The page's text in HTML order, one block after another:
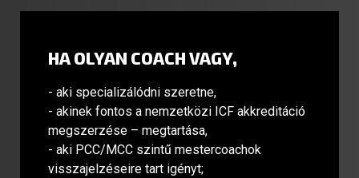
HA OLYAN COACH VAGY,
- aki specializálódni szeretne,
- akinek fontos a nemzetközi ICF akkreditáció
megszerzése – megtartása,
- aki PCC/MCC szintű mestercoachok
visszajelzéseire tart igényt;